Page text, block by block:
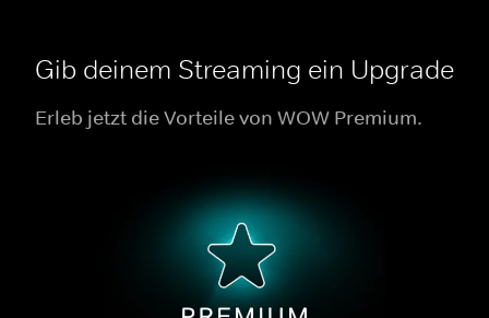
Gib deinem Streaming ein Upgrade
Erleb jetzt die Vorteile von WOW Premium.